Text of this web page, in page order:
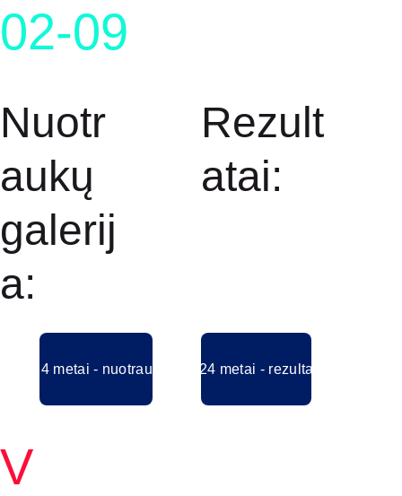
02-09
Nuotr
aukų
galerij
a:
2024 metai - nuotraukos
Rezult
atai:
2024 metai - rezultatai
V